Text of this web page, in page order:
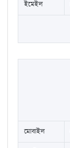
ইমেইল
মোবাইল